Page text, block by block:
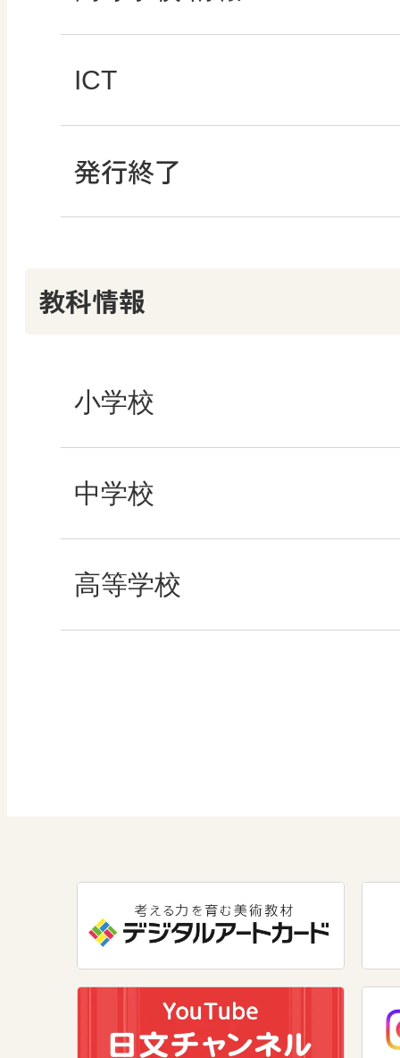
その他の教育資料
どうする？とくだ先
ABCシリーズ
ABCシリーズ
教科書活用のポイン
算数授業のススメ
楽しい数学の授業を
ABCシリーズ
その他の教育資料
情報科プラス
ICT
つなぐ つながる ICT
発行終了
教科情報
小学校
社会
算数
中学校
社会 地理
美術
道徳
高等学校